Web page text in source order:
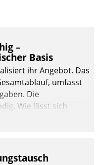
–
Basis
ihr Angebot. Das
umfasst
Die
Wie lässt sich
zugleich Freiraum